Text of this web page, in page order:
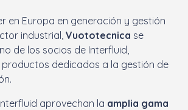
en Europa en generación y gestión
industrial,Vuototecnica se
de los socios de Interfluid,
dedicados a la gestión de
aprovechan la amplia gama